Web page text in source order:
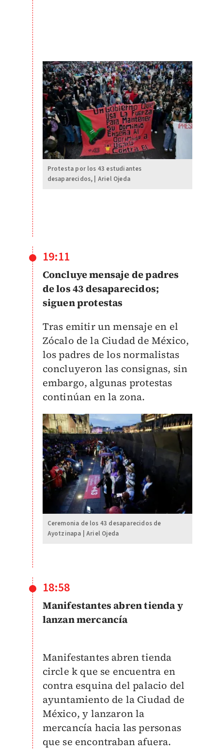
Protesta por los 43 estudiantes
desaparecidos, | Ariel Ojeda
19:11
Concluye mensaje de padres
de los 43 desaparecidos;
siguen protestas
Tras emitir un mensaje en el
Zócalo de la Ciudad de México,
los padres de los normalistas
concluyeron las consignas, sin
embargo, algunas protestas
continúan en la zona.
Ceremonia de los 43 desaparecidos de
Ayotzinapa | Ariel Ojeda
18:58
Manifestantes abren tienda y
lanzan mercancía
Manifestantes abren tienda
circle k que se encuentra en
contra esquina del palacio del
ayuntamiento de la Ciudad de
México, y lanzaron la
mercancía hacia las personas
que se encontraban afuera.